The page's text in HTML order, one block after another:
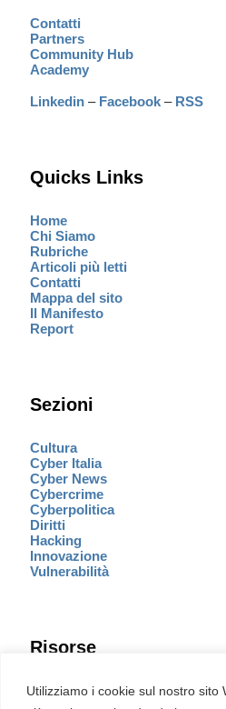
Utilizziamo i cookie sul nostro sito
Contatti
Partners
Community Hub
Academy
Linkedin – Facebook – RSS
Quicks Links
Home
Chi Siamo
Rubriche
Articoli più letti
Contatti
Mappa del sito
Il Manifesto
Report
Sezioni
Cultura
Cyber Italia
Cyber News
Cybercrime
Cyberpolitica
Diritti
Hacking
Innovazione
Vulnerabilità
Risorse
Eventi
Fumetto Cyber